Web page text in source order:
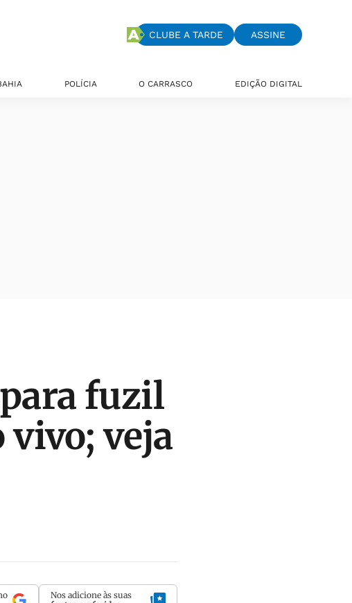
CLUBE A TARDE ASSINE
POLÍCIA O CARRASCO EDIÇÃO DIGITAL
fuzil
veja
Nos adicione às suas